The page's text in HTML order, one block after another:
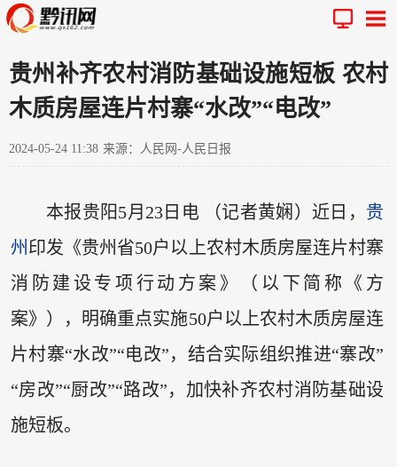
贵州补齐农村消防基础设施短板 农村
木质房屋连片村寨“水改”“电改”
2024-05-24 11:38 来源：人民网-人民日报
本报贵阳5月23日电 （记者黄娴）近日， 贵
州 印发《贵州省50户以上农村木质房屋连片村寨
消防建设专项行动方案》（以下简称《方
案》），明确重点实施50户以上农村木质房屋连
片村寨“水改”“电改”，结合实际组织推进“寨改”
“房改”“厨改”“路改”，加快补齐农村消防基础设
施短板。